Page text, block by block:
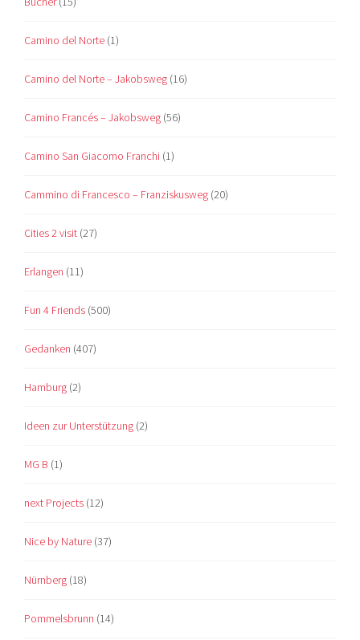
Camino del Norte (1)
Camino del Norte – Jakobsweg (16)
Camino Francés – Jakobsweg (56)
Camino San Giacomo Franchi (1)
Cammino di Francesco – Franziskusweg (20)
Cities 2 visit (27)
Erlangen (11)
Fun 4 Friends (500)
Gedanken (407)
Hamburg (2)
Ideen zur Unterstützung (2)
MG B (1)
next Projects (12)
Nice by Nature (37)
Nürnberg (18)
Pommelsbrunn (14)